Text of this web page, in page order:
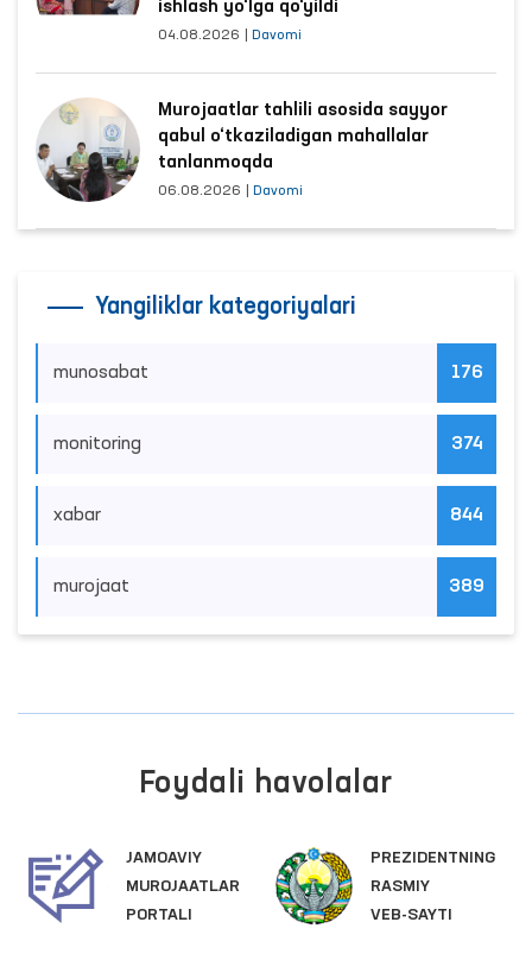
ishlash yo‘lga qo‘yildi
04.08.2026 Davomi
Murojaatlar tahlili asosida sayyor
qabul o‘tkaziladigan mahallalar
tanlanmoqda
06.08.2026 Davomi
Yangiliklar kategoriyalari
munosabat 176
monitoring 374
xabar 844
murojaat 389
Foydali havolalar
JAMOAVIY
MUROJAATLAR
PORTALI
PREZIDENTNING
RASMIY
VEB-SAYTI